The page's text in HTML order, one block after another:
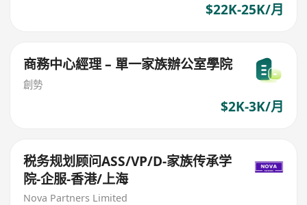
$22K-25K/月
商務中心經理 – 單一家族辦公室學院
創勢
$2K-3K/月
税务规划顾问ASS/VP/D-家族传承学
院-企服-香港/上海
Nova Partners Limited